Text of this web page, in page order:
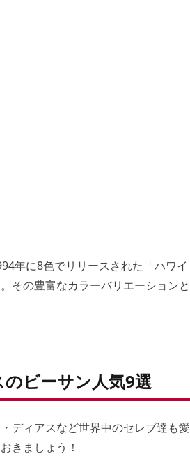
年に8色でリリースされた「ハワイ
その豊富なカラーバリエーションと
ビーサン人気9選
ディアスなど世界中のセレブ達も愛
きましょう！